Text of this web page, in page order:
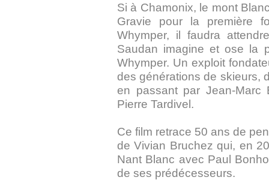
Si à Chamonix, le mont
Gravie pour la première
Whymper, il faudra
Saudan imagine et ose la
Whymper. Un exploit
des générations de skieurs,
en passant par Jean-Marc
Pierre Tardivel.
Ce film retrace 50 ans de
de Vivian Bruchez qui, en
Nant Blanc avec Paul
de ses prédécesseurs.